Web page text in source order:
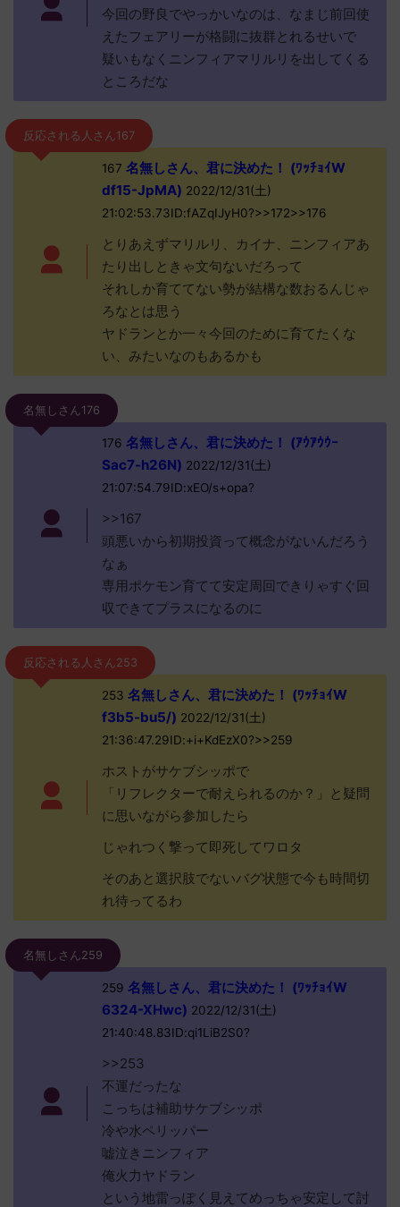
今回の野良でやっかいなのは、なまじ前回使
えたフェアリーが格闘に抜群とれるせいで
疑いもなくニンフィアマリルリを出してくる
ところだな
反応される人さん167
167 名無しさん、君に決めた！ (ﾜｯﾁｮｲW
df15-JpMA) 2022/12/31(土)
21:02:53.73ID:fAZqIJyH0?>>172>>176
とりあえずマリルリ、カイナ、ニンフィアあ
たり出しときゃ文句ないだろって
それしか育ててない勢が結構な数おるんじゃ
ろなとは思う
ヤドランとか一々今回のために育てたくな
い、みたいなのもあるかも
名無しさん176
176 名無しさん、君に決めた！ (ｱｳｱｳｳｰ
Sac7-h26N) 2022/12/31(土)
21:07:54.79ID:xEO/s+opa?
>>167
頭悪いから初期投資って概念がないんだろう
なぁ
専用ポケモン育てて安定周回できりゃすぐ回
収できてプラスになるのに
反応される人さん253
253 名無しさん、君に決めた！ (ﾜｯﾁｮｲW
f3b5-bu5/) 2022/12/31(土)
21:36:47.29ID:+i+KdEzX0?>>259
ホストがサケブシッポで
「リフレクターで耐えられるのか？」と疑問
に思いながら参加したら
じゃれつく撃って即死してワロタ
そのあと選択肢でないバグ状態で今も時間切
れ待ってるわ
名無しさん259
259 名無しさん、君に決めた！ (ﾜｯﾁｮｲW
6324-XHwc) 2022/12/31(土)
21:40:48.83ID:qi1LiB2S0?
>>253
不運だったな
こっちは補助サケブシッポ
冷や水ペリッパー
嘘泣きニンフィア
俺火力ヤドラン
という地雷っぽく見えてめっちゃ安定して討